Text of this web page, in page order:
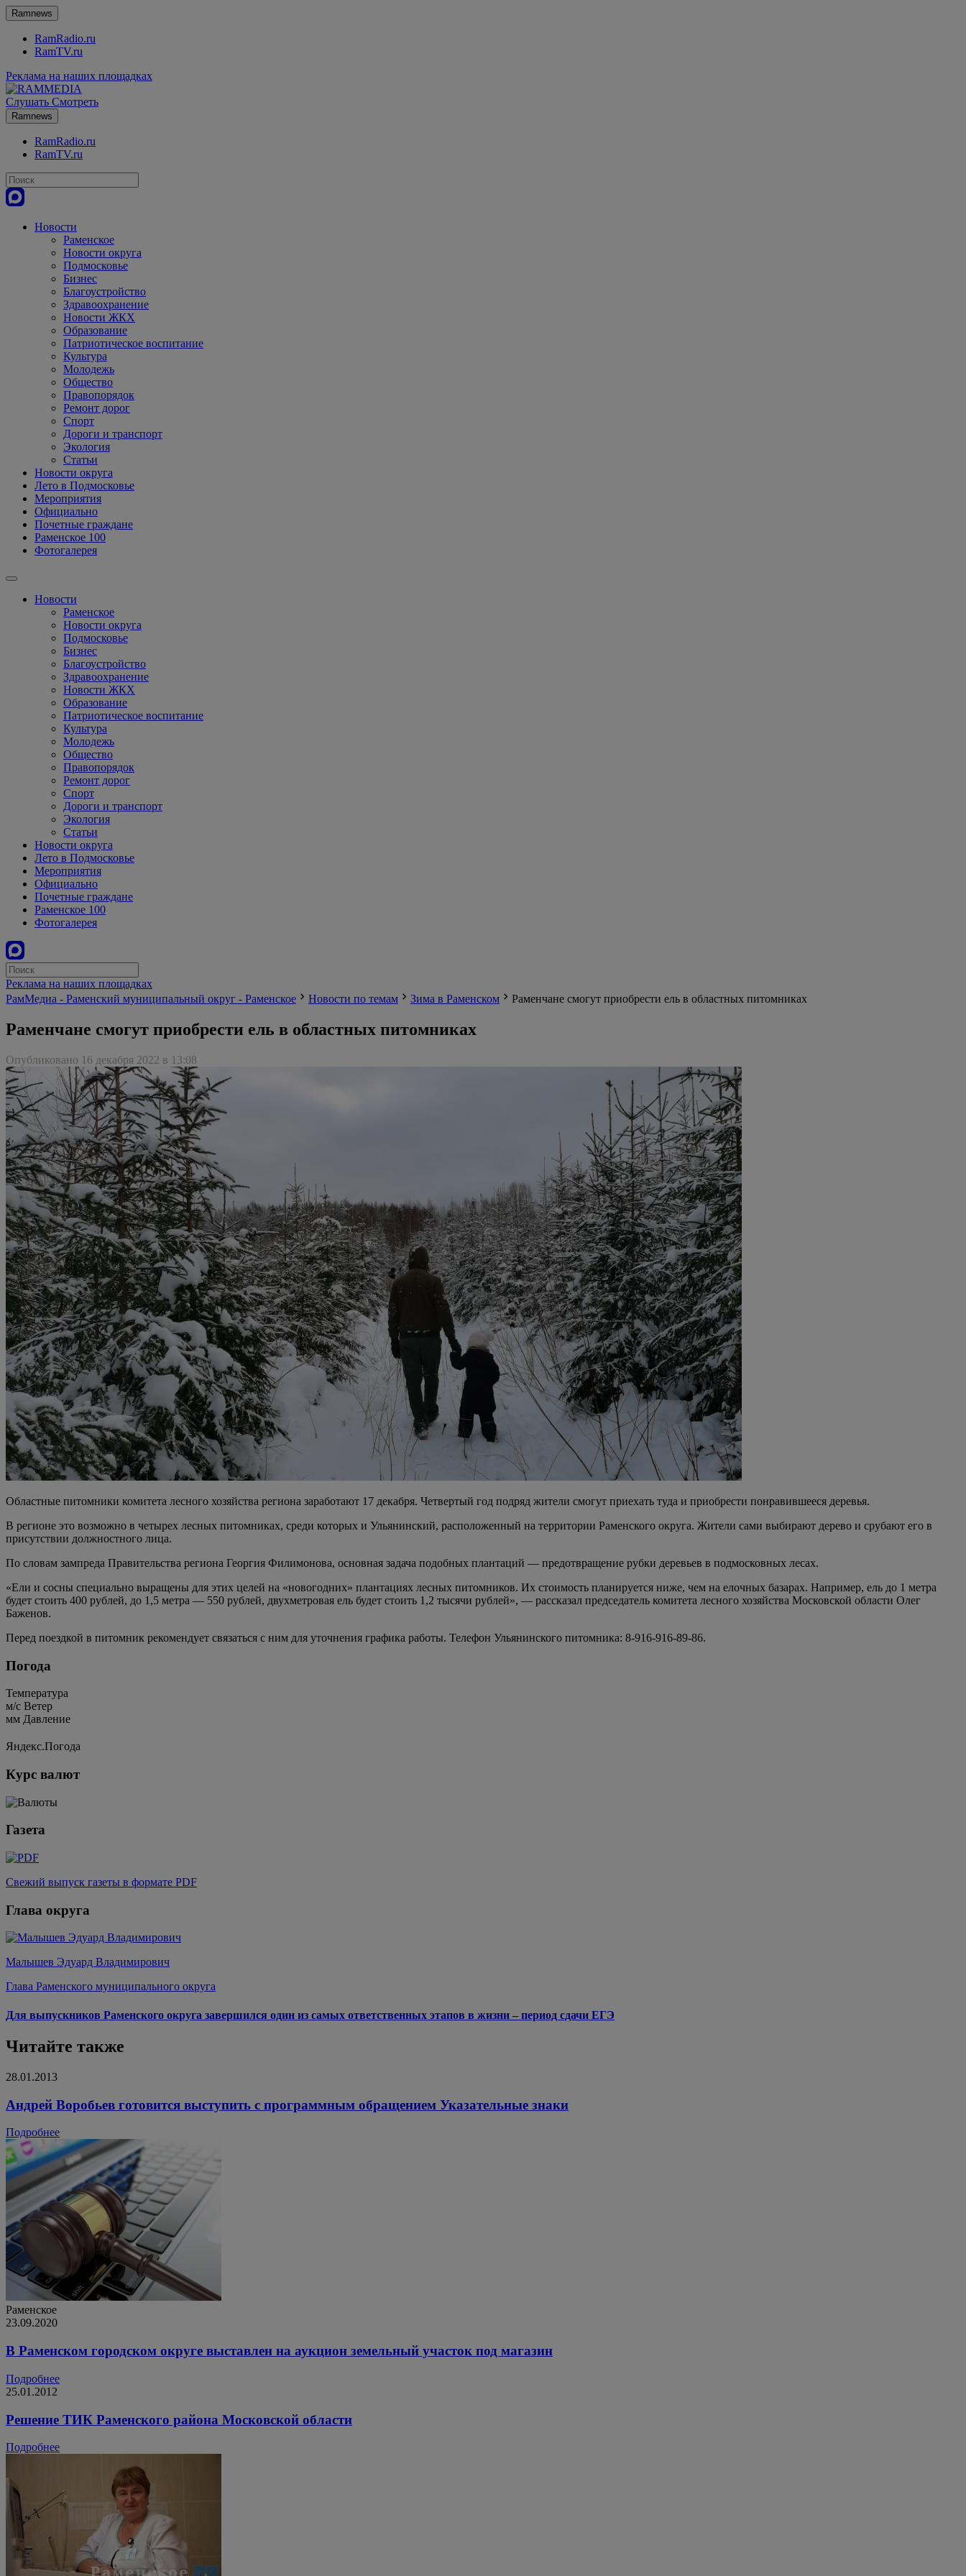
Ramnews
RamRadio.ru
RamTV.ru
Реклама на наших площадках
Слушать Смотреть
Ramnews
RamRadio.ru
RamTV.ru
Новости
Раменское
Новости округа
Подмосковье
Бизнес
Благоустройство
Здравоохранение
Новости ЖКХ
Образование
Патриотическое воспитание
Культура
Молодежь
Общество
Правопорядок
Ремонт дорог
Спорт
Дороги и транспорт
Экология
Статьи
Новости округа
Лето в Подмосковье
Мероприятия
Официально
Почетные граждане
Раменское 100
Фотогалерея
Новости
Раменское
Новости округа
Подмосковье
Бизнес
Благоустройство
Здравоохранение
Новости ЖКХ
Образование
Патриотическое воспитание
Культура
Молодежь
Общество
Правопорядок
Ремонт дорог
Спорт
Дороги и транспорт
Экология
Статьи
Новости округа
Лето в Подмосковье
Мероприятия
Официально
Почетные граждане
Раменское 100
Фотогалерея
Реклама на наших площадках
РамМедиа - Раменский муниципальный округ - Раменское
Новости по темам Зима в Раменском Раменчане смогут приобрести ель в областных питомниках
Раменчане смогут приобрести ель в областных питомниках
Опубликовано 16 декабря 2022 в 13:08
Областные питомники комитета лесного хозяйства региона заработают 17 декабря. Четвертый год подряд жители смогут приехать туда и приобрести понравившееся деревья.
В регионе это возможно в четырех лесных питомниках, среди которых и Ульянинский, расположенный на территории Раменского округа. Жители сами выбирают дерево и срубают его в
присутствии должностного лица.
По словам зампреда Правительства региона Георгия Филимонова, основная задача подобных плантаций — предотвращение рубки деревьев в подмосковных лесах.
«Ели и сосны специально выращены для этих целей на «новогодних» плантациях лесных питомников. Их стоимость планируется ниже, чем на елочных базарах. Например, ель до 1 метра
будет стоить 400 рублей, до 1,5 метра — 550 рублей, двухметровая ель будет стоить 1,2 тысячи рублей», — рассказал председатель комитета лесного хозяйства Московской области Олег
Баженов.
Перед поездкой в питомник рекомендует связаться с ним для уточнения графика работы. Телефон Ульянинского питомника: 8-916-916-89-86.
Погода
Температура
м/c Ветер
мм Давление
Яндекс.Погода
Курс валют
Газета
Свежий выпуск газеты в формате PDF
Глава округа
Малышев Эдуард Владимирович
Глава Раменского муниципального округа
Для выпускников Раменского округа завершился один из самых ответственных этапов в жизни – период сдачи ЕГЭ
Читайте также
28.01.2013
Андрей Воробьев готовится выступить с программным обращением Указательные знаки
Подробнее
Раменское
23.09.2020
В Раменском городском округе выставлен на аукцион земельный участок под магазин
Подробнее
25.01.2012
Решение ТИК Раменского района Московской области
Подробнее